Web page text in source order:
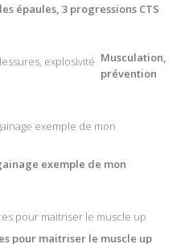
épaules, 3 progressions CTS
Musculation,
prévention
exemple de mon
pour maitriser le muscle up